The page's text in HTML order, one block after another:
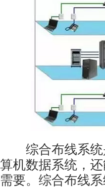
综合布线系统
算机数据系统，
需要。综合布线